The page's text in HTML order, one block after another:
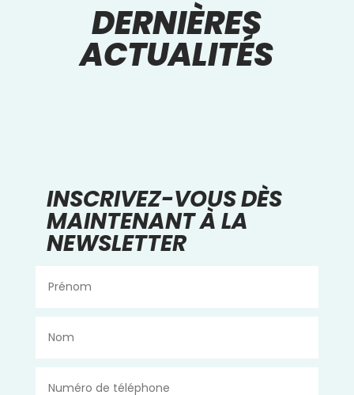
DERNIÈRES
ACTUALITÉS
INSCRIVEZ-VOUS DÈS
MAINTENANT À LA
NEWSLETTER